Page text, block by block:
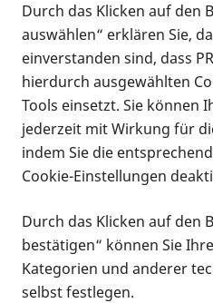
Infomaterial
Infomaterial
Vorlesen
Alle Infomaterialien in
Formaten an einem Ort
Durch das Klicken auf den
auswählen“ erklären Sie,
einverstanden sind, dass
hierdurch ausgewählten
Tools einsetzt. Sie können
jederzeit mit Wirkung für
indem Sie die
Cookie-Einstellungen
Durch das Klicken auf den
bestätigen“ können Sie
Kategorien und anderer
selbst festlegen.